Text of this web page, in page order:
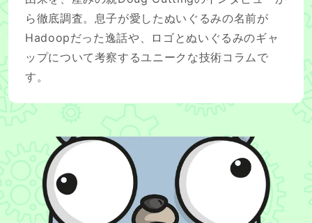
ら徹底調査。息子が愛したぬいぐるみの名前が
Hadoopだった逸話や、ロゴとぬいぐるみのギャ
ップについて考察するユニークな技術コラムで
す。
GoでAWS Lambdaを動かして、